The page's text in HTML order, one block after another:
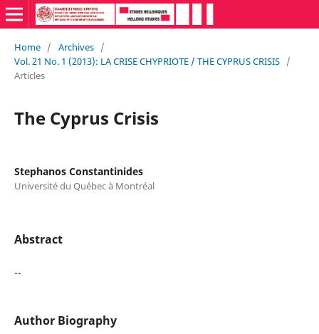
Home / Archives /
Vol. 21 No. 1 (2013): LA CRISE CHYPRIOTE / THE CYPRUS CRISIS /
Articles
The Cyprus Crisis
Stephanos Constantinides
Université du Québec à Montréal
Abstract
--
Author Biography